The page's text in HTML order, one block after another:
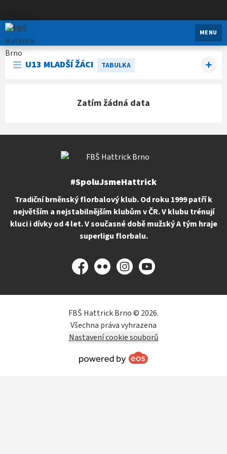
FBŠ Hattrick Brno
MENU
U13 MLADŠÍ ŽÁCI TABULKA
Zatím žádná data
#SpoluJsmeHattrick
Tradiční brněnský florbalový klub. Od roku 1999 patří k
největším a nejstabilnějším klubům v ČR. V klubu trénují
kluci i dívky od 4 let. V současné době mužský A tým hraje
superligu florbalu.
Facebook
Flickr Instagram
YouTube
FBŠ Hattrick Brno © 2026.
Všechna práva vyhrazena
Nastavení cookie souborů